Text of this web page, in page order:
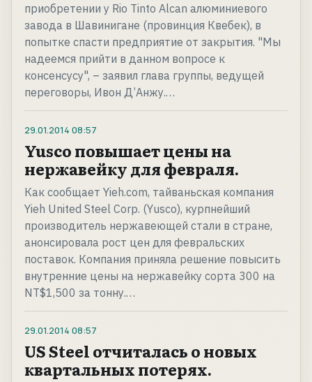
приобретении у Rio Tinto Alcan алюминиевого
завода в Шавинигане (провинция Квебек), в
попытке спасти предприятие от закрытия. "Мы
надеемся прийти в данном вопросе к
консенсусу", – заявил глава группы, ведущей
переговоры, Ивон Д’Анжу.…
29.01.2014 08:57
Yusco повышает цены на
нержавейку для февраля.
Как сообщает Yieh.com, тайваньская компания
Yieh United Steel Corp. (Yusco), курпнейший
производитель нержавеющей стали в стране,
анонсировала рост цен для февральских
поставок. Компания приняла решение повысить
внутренние цены на нержавейку сорта 300 на
NT$1,500 за тонну.…
29.01.2014 08:57
US Steel отчиталась о новых
квартальных потерях.